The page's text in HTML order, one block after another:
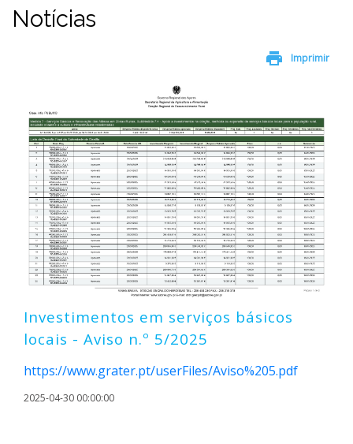
Notícias
print Imprimir
Investimentos em serviços básicos
locais - Aviso n.º 5/2025
https://www.grater.pt/userFiles/Aviso%205.pdf
2025-04-30 00:00:00